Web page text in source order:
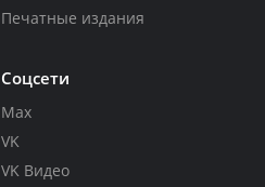
Печатные издания
Соцсети
Max
VK
VK Видео